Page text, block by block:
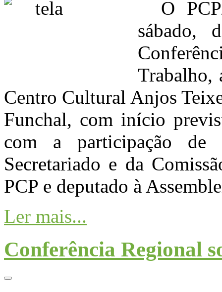
O
sábado,
Trabalho,
Centro Cultural Anjos
Funchal, com início
com a participação de
Secretariado e da
PCP e deputado à
Ler mais...
Conferência Regional